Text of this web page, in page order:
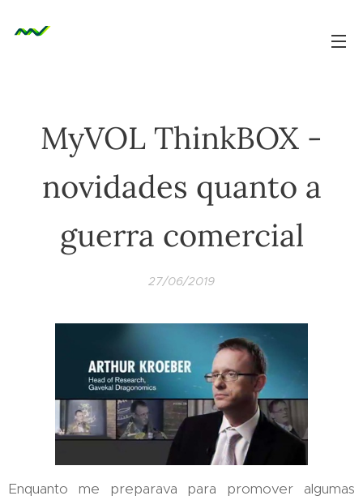
MyVOL ThinkBOX -
novidades quanto a
guerra comercial
27/06/2019
Enquanto me preparava para promover algumas